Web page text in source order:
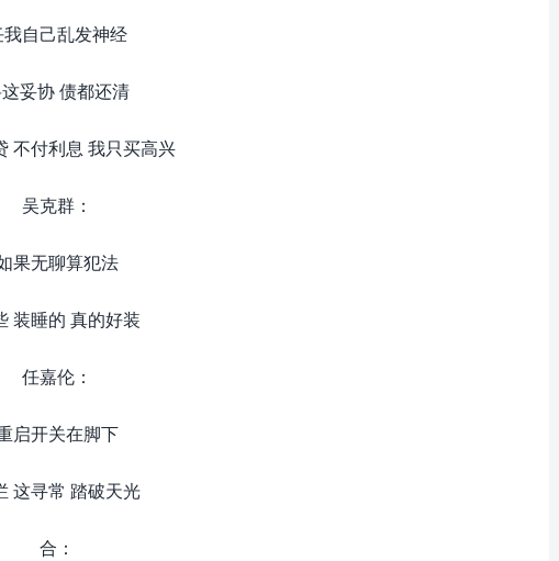
我自己乱发神经
妥协 债都还清
不付利息 我只买高兴
吴克群：
果无聊算犯法
装睡的 真的好装
任嘉伦：
启开关在脚下
这寻常 踏破天光
合：